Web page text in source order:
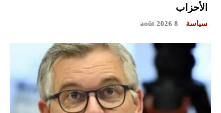
الأحزاب
سياسة 8 août 2026